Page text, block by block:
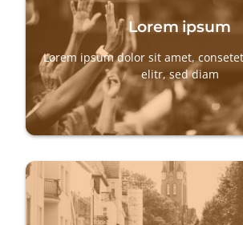
Lorem ipsum
Lorem ipsum dolor sit amet,
elitr, sed diam